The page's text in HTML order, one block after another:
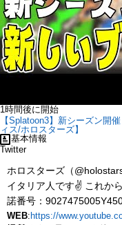
1時間後に開始
【Splatoon3】新シーズン開
ィス/ホロスターズ】
基本情報
Twitter
ホロスターズ（
イタリア人です✌️ これか
諾番号：
WEB: https://